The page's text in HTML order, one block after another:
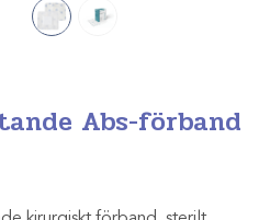
Abs-förband